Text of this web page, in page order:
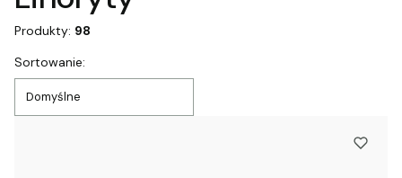
Produkty: 98
Lista produktów
Sortowanie:
Domyślne